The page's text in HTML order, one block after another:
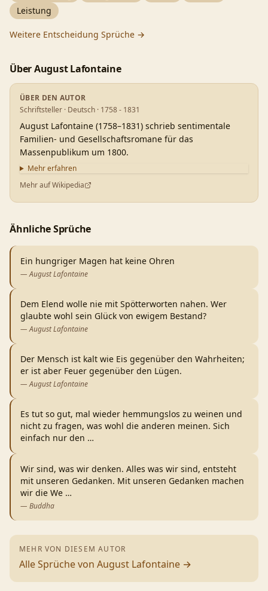
Leistung
Weitere Entscheidung Sprüche →
ÜberAugust Lafontaine
ÜBER DEN AUTOR
Schriftsteller · Deutsch · 1758 - 1831
August Lafontaine (1758–1831) schrieb sentimentale
Familien- und Gesellschaftsromane für das
Massenpublikum um 1800.
Mehr erfahren
Mehr auf Wikipedia
Ähnliche Sprüche
Ein hungriger Magen hat keine Ohren
—August Lafontaine
Dem Elend wolle nie mit Spötterworten nahen. Wer
glaubte wohl sein Glück von ewigem Bestand?
—August Lafontaine
Der Mensch ist kalt wie Eis gegenüber den Wahrheiten;
er ist aber Feuer gegenüber den Lügen.
—August Lafontaine
Es tut so gut, mal wieder hemmungslos zu weinen und
nicht zu fragen, was wohl die anderen meinen. Sich
einfach nur den …
Wir sind, was wir denken. Alles was wir sind, entsteht
mit unseren Gedanken. Mit unseren Gedanken machen
wir die We …
— Buddha
MEHR VON DIESEM AUTOR
Alle Sprüche von August Lafontaine →